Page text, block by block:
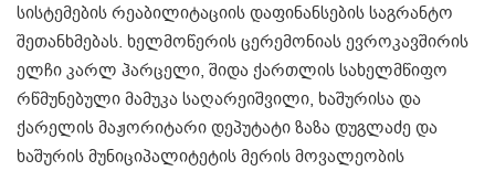
სისტემების რეაბილიტაციის დაფინანსების საგრანტო
შეთანხმებას. ხელმოწერის ცერემონიას ევროკავშირის
ელჩი კარლ ჰარცელი, შიდა ქართლის სახელმწიფო
რწმუნებული მამუკა საღარეიშვილი, ხაშურისა და
ქარელის მაჟორიტარი დეპუტატი ზაზა დუგლაძე და
ხაშურის მუნიციპალიტეტის მერის მოვალეობის